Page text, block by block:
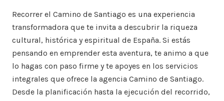
Recorrer el Camino de Santiago es una experiencia
transformadora que te invita a descubrir la riqueza
cultural, histórica y espiritual de España. Si estás
pensando en emprender esta aventura, te animo a que
lo hagas con paso firme y te apoyes en los servicios
integrales que ofrece la agencia Camino de Santiago.
Desde la planificación hasta la ejecución del recorrido,